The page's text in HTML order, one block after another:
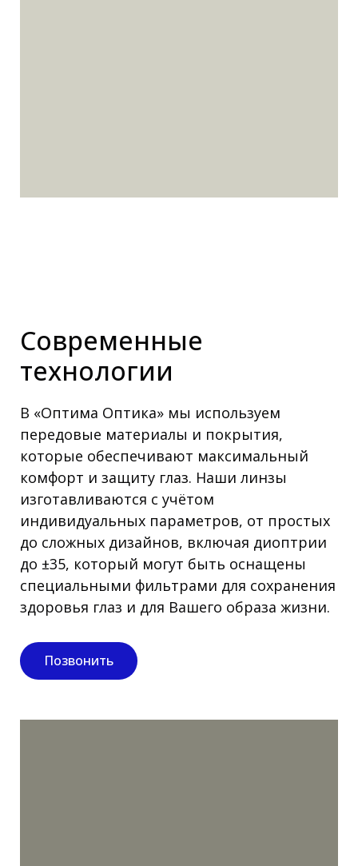
Современные
технологии
В «Оптима Оптика» мы используем
передовые материалы и покрытия,
которые обеспечивают максимальный
комфорт и защиту глаз. Наши линзы
изготавливаются с учётом
индивидуальных параметров, от простых
до сложных дизайнов, включая диоптрии
до ±35, который могут быть оснащены
специальными фильтрами для сохранения
здоровья глаз и для Вашего образа жизни.
Позвонить